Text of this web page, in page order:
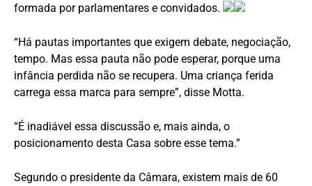
formada por parlamentares e convidados.
“Há pautas importantes que exigem debate, negociação,
tempo. Mas essa pauta não pode esperar, porque uma
infância perdida não se recupera. Uma criança ferida
carrega essa marca para sempre”, disse Motta.
“É inadiável essa discussão e, mais ainda, o
posicionamento desta Casa sobre esse tema.”
Segundo o presidente da Câmara, existem mais de 60